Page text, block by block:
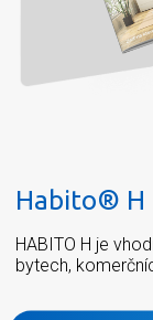
Habito® H
HABITO H je
bytech,